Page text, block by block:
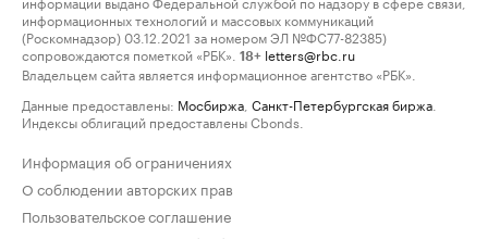
информационных технологий и массовых коммуникаций
(Роскомнадзор) 03.12.2021 за номером ЭЛ №ФС77-82385)
сопровождаются пометкой «РБК».
18+ letters@rbc.ru
Владельцем сайта является информационное агентство «РБК».
Данные предоставлены: Мосбиржа Санкт-Петербургская биржа
Индексы облигаций предоставлены Cbonds.
Информация об ограничениях
О соблюдении авторских прав
Пользовательское соглашение